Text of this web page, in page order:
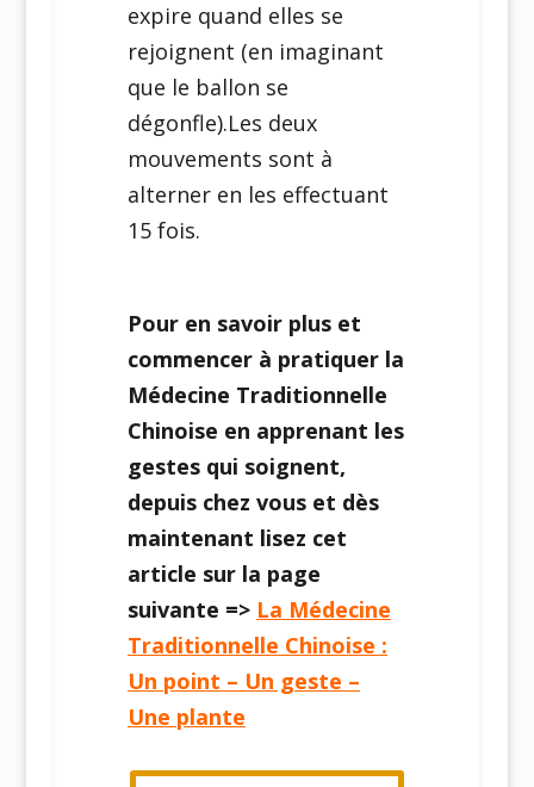
expire quand elles se
rejoignent (en imaginant
que le ballon se
dégonfle).Les deux
mouvements sont à
alterner en les effectuant
15 fois.
Pour en savoir plus et
commencer à pratiquer la
Médecine Traditionnelle
Chinoise en apprenant les
gestes qui soignent,
depuis chez vous et dès
maintenant lisez cet
article sur la page
suivante => La Médecine
Traditionnelle Chinoise :
Un point – Un geste –
Une plante